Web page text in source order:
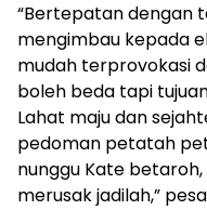
“Bertepatan dengan
mengimbau kepada
mudah terprovokasi
boleh beda tapi
Lahat maju dan
pedoman petatah
nunggu Kate
merusak jadilah,”